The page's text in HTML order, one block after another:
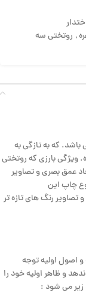
, روتختی سه
که به تازگی به
ویژگی بارزی که روتختی
عمق بصری و تصاویر
چاپ این
تصاویر رنگ های تازه تر
اصول اولیه توجه
و ظاهر اولیه خود را
می شود :